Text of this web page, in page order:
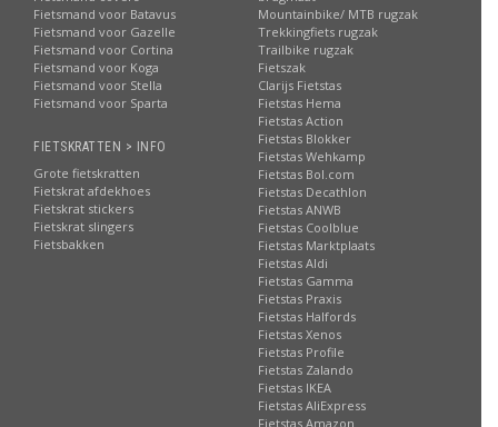
Fietsmand voor Batavus
Fietsmand voor Gazelle
Fietsmand voor Cortina
Fietsmand voor Koga
Fietsmand voor Stella
Fietsmand voor Sparta
FIETSKRATTEN > INFO
Grote fietskratten
Fietskrat afdekhoes
Fietskrat stickers
Fietskrat slingers
Fietsbakken
Mountainbike/ MTB rugzak
Trekkingfiets rugzak
Trailbike rugzak
Fietszak
Clarijs Fietstas
Fietstas Hema
Fietstas Action
Fietstas Blokker
Fietstas Wehkamp
Fietstas Bol.com
Fietstas Decathlon
Fietstas ANWB
Fietstas Coolblue
Fietstas Marktplaats
Fietstas Aldi
Fietstas Gamma
Fietstas Praxis
Fietstas Halfords
Fietstas Xenos
Fietstas Profile
Fietstas Zalando
Fietstas IKEA
Fietstas AliExpress
Fietstas Amazon